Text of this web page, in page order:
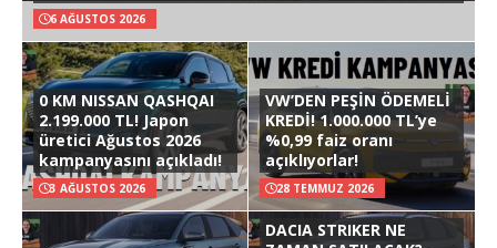
6 AĞUSTOS 2026
0 KM NISSAN QASHQAI
2.199.000 TL! Japon
üretici Ağustos 2026
kampanyasını açıkladı!
3 AĞUSTOS 2026
VW’DEN PEŞİN ÖDEMELİ
KREDİ! 1.000.000 TL’ye
%0,99 faiz oranı
açıklıyorlar!
28 TEMMUZ 2026
DACIA STRIKER NE